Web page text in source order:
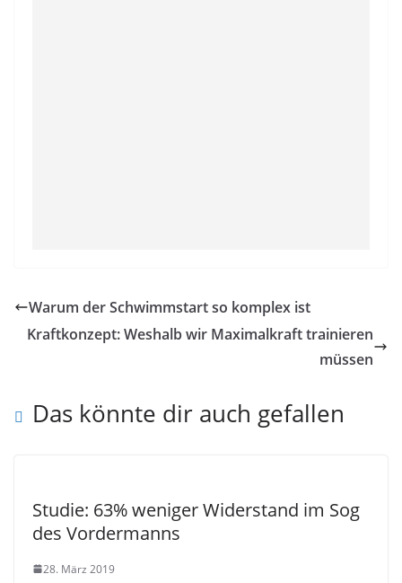
Warum der Schwimmstart so komplex ist
Kraftkonzept: Weshalb wir Maximalkraft trainieren
müssen
Das könnte dir auch gefallen
Studie: 63% weniger Widerstand im Sog
des Vordermanns
28. März 2019